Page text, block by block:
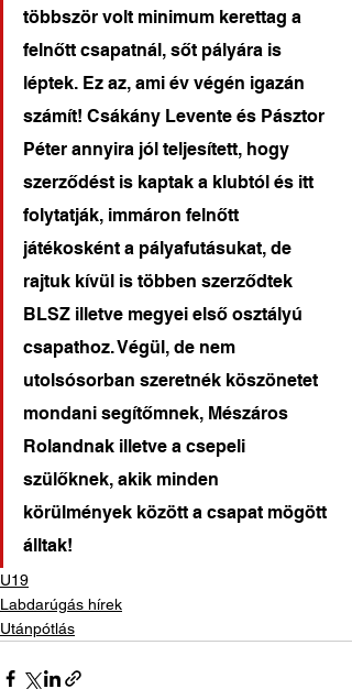
többször volt minimum kerettag a
felnőtt csapatnál, sőt pályára is
léptek. Ez az, ami év végén igazán
számít! Csákány Levente és Pásztor
Péter annyira jól teljesített, hogy
szerződést is kaptak a klubtól és itt
folytatják, immáron felnőtt
játékosként a pályafutásukat, de
rajtuk kívül is többen szerződtek
BLSZ illetve megyei első osztályú
csapathoz. Végül, de nem
utolsósorban szeretnék köszönetet
mondani segítőmnek, Mészáros
Rolandnak illetve a csepeli
szülőknek, akik minden
körülmények között a csapat mögött
álltak!
U19
Labdarúgás hírek
Utánpótlás